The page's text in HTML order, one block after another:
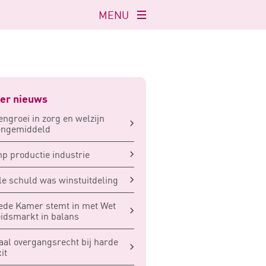
Navigatie
openen
MENU
nieuws
in zorg en welzijn
productie industrie
schuld was winstuitdeling
Kamer stemt in met Wet
in balans
overgangsrecht bij harde